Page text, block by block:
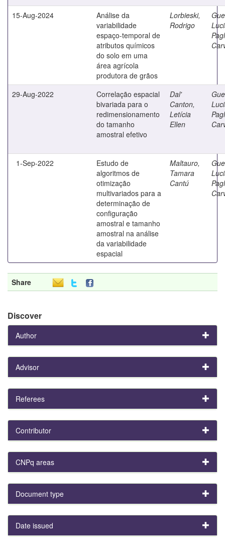
15-Aug-2024
Análise da
variabilidade
espaço-temporal de
atributos químicos
do solo em uma
área agrícola
produtora de grãos
Lorbieski,
Rodrigo
29-Aug-2022
Correlação espacial
bivariada para o
redimensionamento
do tamanho
amostral efetivo
Dal'
Canton,
Letícia
Ellen
1-Sep-2022
Estudo de
algoritmos de
otimização
multivariados para a
determinação de
configuração
amostral e tamanho
amostral na análise
da variabilidade
espacial
Maltauro,
Tamara
Cantú
Share
Discover
Author
Advisor
Referees
Contributor
CNPq areas
Document type
Date issued